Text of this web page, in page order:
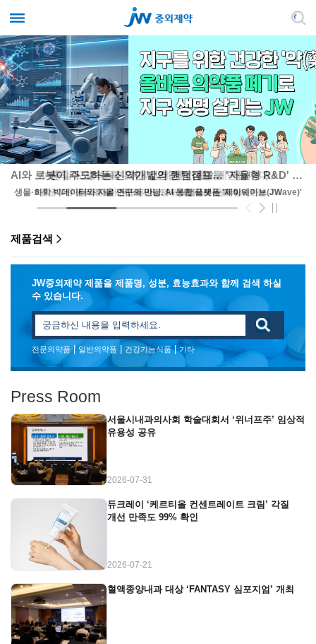
AI와 로봇이 주도하는 신약개발의 퀀텀점프… '자율형 R&D' 앞장서는 JW
생물·화학 빅데이터와 자율 연구의 만남, AI 통합 플랫폼 '제이웨이브(JWave)'
제품검색
JW중외제약 제품을 제품명, 성분, 효능효과와 함께 검색 하실
수 있습니다.
전문의약품 일반의약품 건강기능식품| 기타
Press Room
서울시내과의사회 학술대회서 ‘위너프주’ 임상적
유용성 공유
2026-07-31
듀크레이 ‘케르티올 컨센트레이트 크림’ 각질
개선 만족도 99% 확인
2026-07-21
혈액종양내과 대상 ‘FANTASY 심포지엄’ 개최